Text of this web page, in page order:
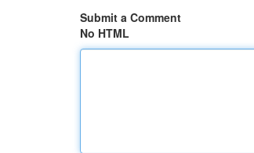
Submit a Comment
No HTML